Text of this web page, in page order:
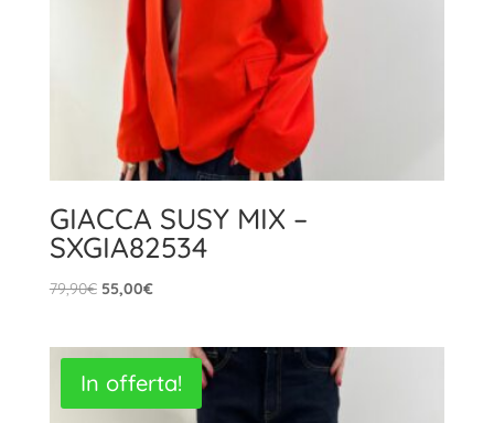
GIACCA SUSY MIX –
SXGIA82534
79,90€ Il
era:
79,90€.
55,00€Il
è:
55,00€.
In offerta!